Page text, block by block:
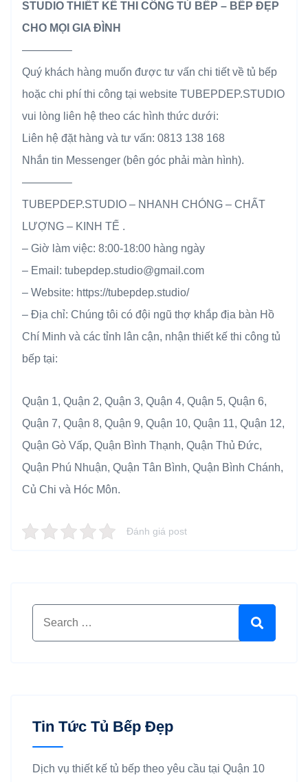
STUDIO THIẾT KẾ THI CÔNG TỦ BẾP – BẾP ĐẸP
CHO MỌI GIA ĐÌNH
————–
Quý khách hàng muốn được tư vấn chi tiết về tủ bếp
hoặc chi phí thi công tại website TUBEPDEP.STUDIO
vui lòng liên hệ theo các hình thức dưới:
Liên hệ đặt hàng và tư vấn: 0813 138 168
Nhắn tin Messenger (bên góc phải màn hình).
————–
TUBEPDEP.STUDIO – NHANH CHÓNG – CHẤT
LƯỢNG – KINH TẾ .
– Giờ làm việc: 8:00-18:00 hàng ngày
– Email: tubepdep.studio@gmail.com
– Website: https://tubepdep.studio/
– Địa chỉ: Chúng tôi có đội ngũ thợ khắp địa bàn Hồ
Chí Minh và các tỉnh lân cận, nhận thiết kế thi công tủ
bếp tại:
Quận 1, Quận 2, Quận 3, Quận 4, Quận 5, Quận 6,
Quận 7, Quận 8, Quận 9, Quận 10, Quận 11, Quận 12,
Quận Gò Vấp, Quận Bình Thạnh, Quận Thủ Đức,
Quận Phú Nhuận, Quận Tân Bình, Quận Bình Chánh,
Củ Chi và Hóc Môn.
Đánh giá post
Tin Tức Tủ Bếp Đẹp
Dịch vụ thiết kế tủ bếp theo yêu cầu tại Quận 10